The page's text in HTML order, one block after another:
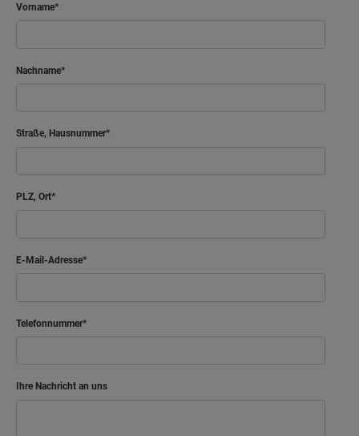
Vorname
Nachname
Straße, Hausnummer
PLZ, Ort
E-Mail-Adresse
Telefonnummer
Ihre Nachricht an uns